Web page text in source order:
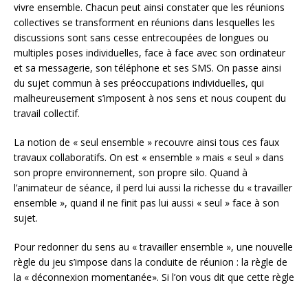
vivre ensemble. Chacun peut ainsi constater que les réunions
collectives se transforment en réunions dans lesquelles les
discussions sont sans cesse entrecoupées de longues ou
multiples poses individuelles, face à face avec son ordinateur
et sa messagerie, son téléphone et ses SMS. On passe ainsi
du sujet commun à ses préoccupations individuelles, qui
malheureusement s’imposent à nos sens et nous coupent du
travail collectif.
La notion de « seul ensemble » recouvre ainsi tous ces faux
travaux collaboratifs. On est « ensemble » mais « seul » dans
son propre environnement, son propre silo. Quand à
l’animateur de séance, il perd lui aussi la richesse du « travailler
ensemble », quand il ne finit pas lui aussi « seul » face à son
sujet.
Pour redonner du sens au « travailler ensemble », une nouvelle
règle du jeu s’impose dans la conduite de réunion : la règle de
la « déconnexion momentanée». Si l’on vous dit que cette règle